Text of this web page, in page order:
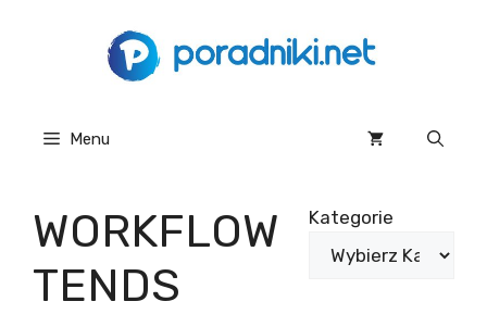
Menu
WORKFLOW
TENDS
Kategorie